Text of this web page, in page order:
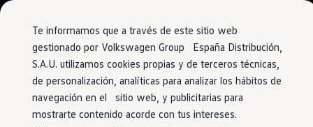
Te informamos que a través de este sitio web
gestionado por Volkswagen Group España Distribución,
S.A.U. utilizamos cookies propias y de terceros técnicas,
de personalización, analíticas para analizar los hábitos de
navegación en el sitio web, y publicitarias para
mostrarte contenido acorde con tus intereses.
Ir
directamente
al contenido
Ir
directamente
al pie de
página
ComercialesConoce todos los modelos
Configura todos los modelos
Ver todos los modelos
Ver todos los modelos
Soluciones estandarizadas
Campers
Ofertas y stock
Ofertas para profesionales
Asistente de voz